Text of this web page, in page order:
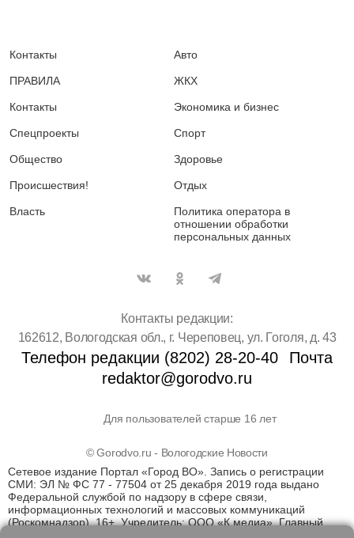
Контакты
ПРАВИЛА
Контакты
Спецпроекты
Общество
Происшествия!
Власть
Авто
ЖКХ
Экономика и бизнес
Спорт
Здоровье
Отдых
Политика оператора в
отношении обработки
персональных данных
Контакты редакции:
162612, Вологодская обл., г. Череповец, ул. Гоголя, д. 43
Телефон редакции (8202) 28-20-40
Почта
redaktor@gorodvo.ru
Для пользователей старше 16 лет
© Gorodvo.ru - Вологодские Новости
Сетевое издание Портал «Город ВО». Запись о регистрации
СМИ: ЭЛ № ФС 77 - 77504 от 25 декабря 2019 года выдано
Федеральной службой по надзору в сфере связи,
информационных технологий и массовых коммуникаций
(Роскомнадзор). 16+. Учредитель: ООО «К медиа». Главный